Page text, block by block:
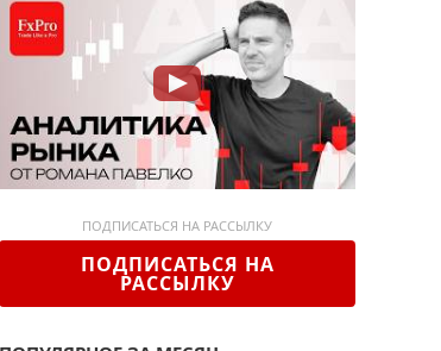
ПОДПИСАТЬСЯ НА РАССЫЛКУ
ПОДПИСАТЬСЯ НА
РАССЫЛКУ